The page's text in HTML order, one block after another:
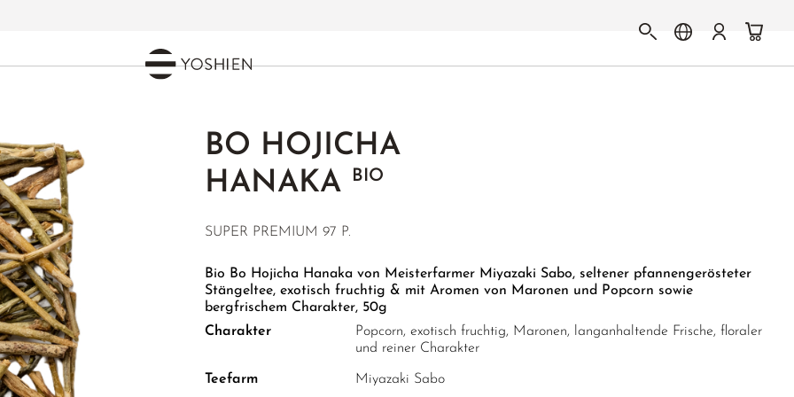
BO HOJICHA
HANAKA
BIO
SUPER PREMIUM 97 P.
Bio Bo Hojicha Hanaka von Meisterfarmer Miyazaki Sabo, seltener pfannengerösteter
Stängeltee, exotisch fruchtig & mit Aromen von Maronen und Popcorn sowie
bergfrischem Charakter, 50g
Charakter
Popcorn, exotisch fruchtig, Maronen, langanhaltende Frische, floraler
und reiner Charakter
Teefarm Miyazaki Sabo